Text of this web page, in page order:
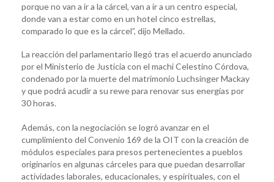
porque no van a ir a la cárcel, van a ir a un centro especial,
donde van a estar como en un hotel cinco estrellas,
comparado lo que es la cárcel”, dijo Mellado.
La reacción del parlamentario llegó tras el acuerdo anunciado
por el Ministerio de Justicia con el machi Celestino Córdova,
condenado por la muerte del matrimonio Luchsinger Mackay
y que podrá acudir a su rewe para renovar sus energías por
30 horas.
Además, con la negociación se logró avanzar en el
cumplimiento del Convenio 169 de la OIT con la creación de
módulos especiales para presos pertenecientes a pueblos
originarios en algunas cárceles para que puedan desarrollar
actividades laborales, educacionales, y espirituales, con el